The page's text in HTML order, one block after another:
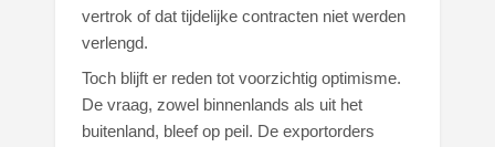
vertrok of dat tijdelijke contracten niet werden
verlengd.
Toch blijft er reden tot voorzichtig optimisme.
De vraag, zowel binnenlands als uit het
buitenland, bleef op peil. De exportorders